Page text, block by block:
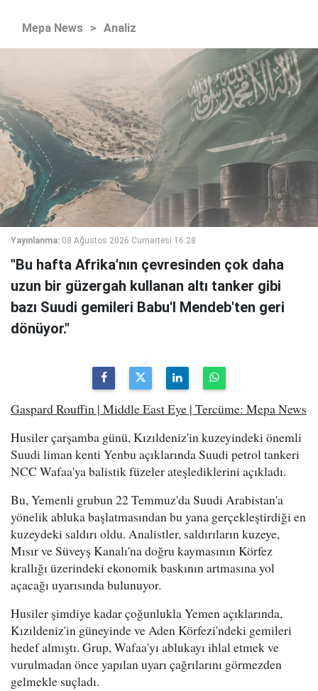
Mepa News > Analiz
Yayınlanma: 08 Ağustos 2026 Cumartesi 16:28
"Bu hafta Afrika'nın çevresinden çok daha
uzun bir güzergah kullanan altı tanker gibi
bazı Suudi gemileri Babu'l Mendeb'ten geri
dönüyor."
Gaspard Rouffin | Middle East Eye | Tercüme: Mepa News
Husiler çarşamba günü, Kızıldeniz'in kuzeyindeki önemli
Suudi liman kenti Yenbu açıklarında Suudi petrol tankeri
NCC Wafaa'ya balistik füzeler ateşlediklerini açıkladı.
Bu, Yemenli grubun 22 Temmuz'da Suudi Arabistan'a
yönelik abluka başlatmasından bu yana gerçekleştirdiği en
kuzeydeki saldırı oldu. Analistler, saldırıların kuzeye,
Mısır ve Süveyş Kanalı'na doğru kaymasının Körfez
krallığı üzerindeki ekonomik baskının artmasına yol
açacağı uyarısında bulunuyor.
Husiler şimdiye kadar çoğunlukla Yemen açıklarında,
Kızıldeniz'in güneyinde ve Aden Körfezi'ndeki gemileri
hedef almıştı. Grup, Wafaa'yı ablukayı ihlal etmek ve
vurulmadan önce yapılan uyarı çağrılarını görmezden
gelmekle suçladı.